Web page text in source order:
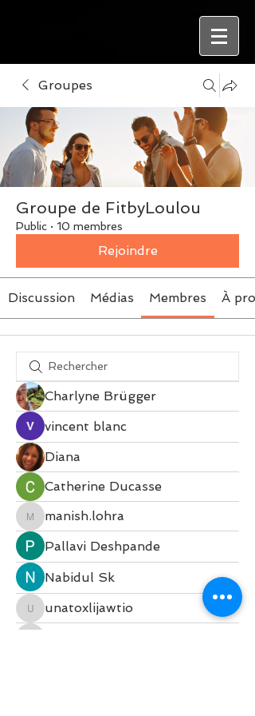
Groupes
Groupe de FitbyLoulou
Public · 10 membres
Rejoindre
Discussion Médias Membres À
Charlyne Brügger
vincent blanc
Diana
Catherine Ducasse
manish.lohra
manish.lohra
Pallavi Deshpande
Nabidul Sk
unatoxlijawtio
unatoxlijawtio